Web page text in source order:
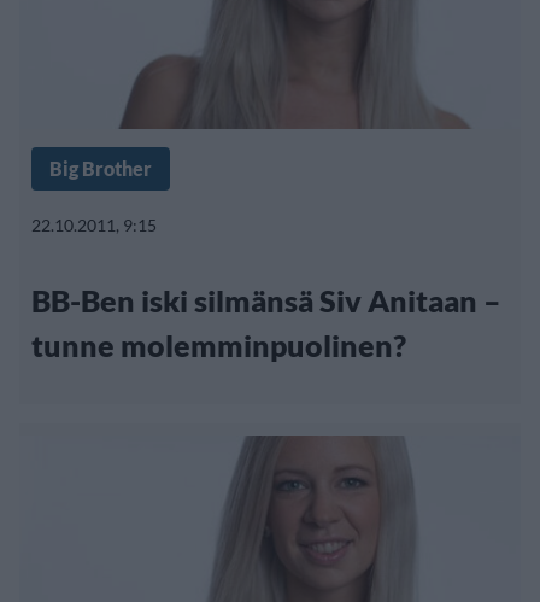
Big Brother
22.10.2011, 9:15
BB-Ben iski silmänsä Siv Anitaan –
tunne molemminpuolinen?